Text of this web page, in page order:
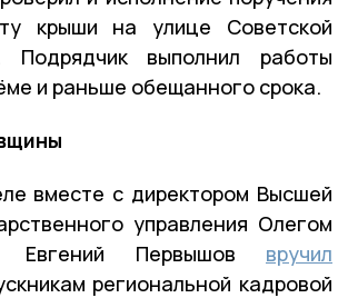
крыши на улице Советской
Подрядчик выполнил работы
и раньше обещанного срока.
вместе с директором Высшей
управления Олегом
Евгений Первышов вручил
региональной кадровой